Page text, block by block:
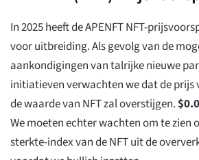
In 2025 heeft de APENFT NFT-
voor uitbreiding. Als gevolg van de
aankondigingen van talrijke nieuwe
initiatieven verwachten we dat de prijs
de waarde van NFT zal overstijgen.$
We moeten echter wachten om te zien
sterkte-index van de NFT uit de